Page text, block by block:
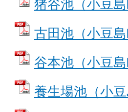
猪谷池（小豆
古田池（小豆
谷本池（小豆
養生場池（小